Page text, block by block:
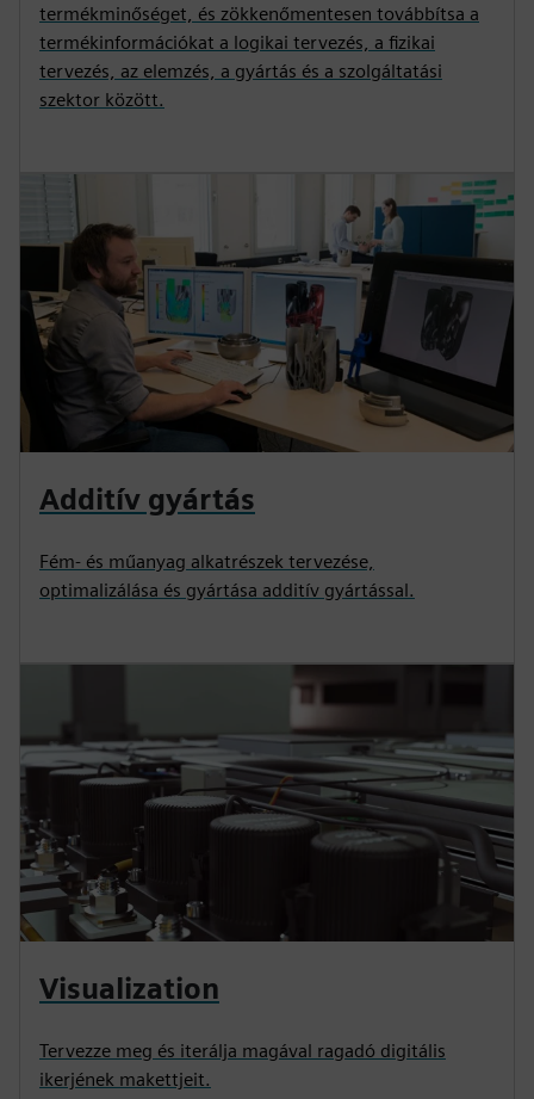
termékminőséget, és zökkenőmentesen továbbítsa a
termékinformációkat a logikai tervezés, a fizikai
tervezés, az elemzés, a gyártás és a szolgáltatási
szektor között.
Additív gyártás
Fém- és műanyag alkatrészek tervezése,
optimalizálása és gyártása additív gyártással.
Visualization
Tervezze meg és iterálja magával ragadó digitális
ikerjének makettjeit.